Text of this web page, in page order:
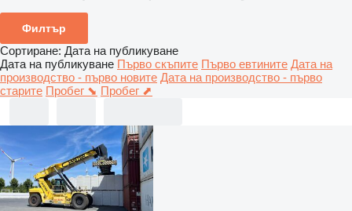
Филтър
Сортиране: Дата на публикуване
Дата на публикуване Първо скъпите Първо евтините Дата на
производство - първо новите Дата на производство - първо
старите Пробег ⬊ Пробег ⬈